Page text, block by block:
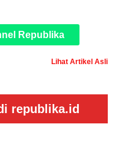
Republika
Lihat Artikel Asli
republika.id